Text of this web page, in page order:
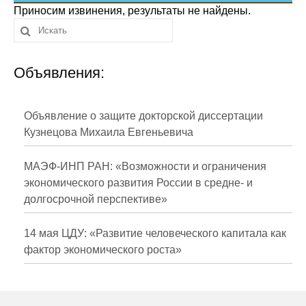
Сотрудники
Отчетность
Противодействие коррупции
Публикации
Научная жизнь
Издания
Проблемы прогнозирования
О журнале
Приносим извинения, результаты не найдены.
Объявления:
Объявление о защите докторской диссертации
Кузнецова Михаила Евгеньевича
МАЭФ-ИНП РАН: «Возможности и ограничения
экономического развития России в средне- и
долгосрочной перспективе»
14 мая ЦДУ: «Развитие человеческого капитала как
фактор экономического роста»